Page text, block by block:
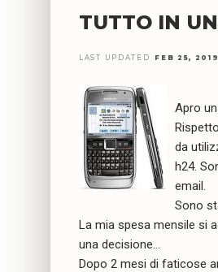
TUTTO IN
LAST UPDATED FEB 25, 2019
Apro
da
h24.
email.
Sono
La mia spesa mensile si
una decisione…
Dopo 2 mesi di faticose